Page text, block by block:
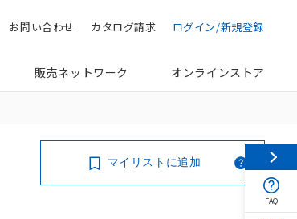
索 ログイン/新規登録
カタログ請求
お問い合わせ
販売ネットワーク オンラインストア
マイリストに追加
FAQ